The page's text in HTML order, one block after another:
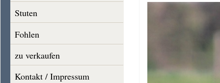
Stuten
Fohlen
zu verkaufen
Kontakt / Impressum